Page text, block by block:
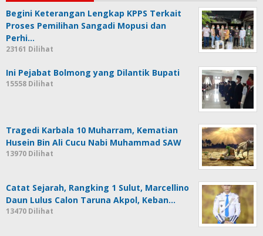
Begini Keterangan Lengkap KPPS Terkait
Proses Pemilihan Sangadi Mopusi dan
Perhi…
23161 Dilihat
Ini Pejabat Bolmong yang Dilantik Bupati
15558 Dilihat
Tragedi Karbala 10 Muharram, Kematian
Husein Bin Ali Cucu Nabi Muhammad SAW
13970 Dilihat
Catat Sejarah, Rangking 1 Sulut, Marcellino
Daun Lulus Calon Taruna Akpol, Keban…
13470 Dilihat